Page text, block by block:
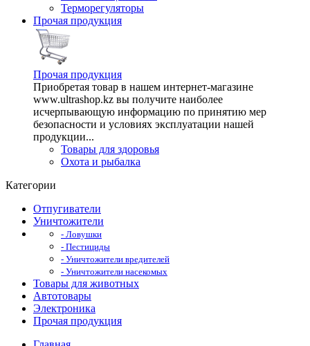
Терморегуляторы
Прочая продукция
Прочая продукция
Приобретая товар в нашем интернет-магазине
www.ultrashop.kz вы получите наиболее
исчерпывающую информацию по принятию мер
безопасности и условиях эксплуатации нашей
продукции...
Товары для здоровья
Охота и рыбалка
Категории
Отпугиватели
Уничтожители
- Ловушки
- Пестициды
- Уничтожители вредителей
- Уничтожители насекомых
Товары для животных
Автотовары
Электроника
Прочая продукция